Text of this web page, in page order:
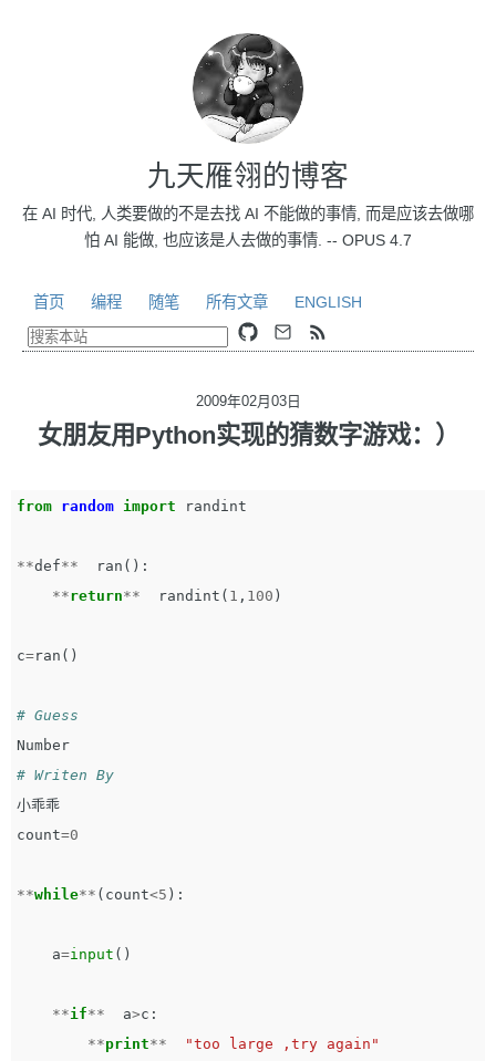
九天雁翎的博客
在 AI 时代, 人类要做的不是去找 AI 不能做的事情, 而是应该去做哪
怕 AI 能做, 也应该是人去做的事情. -- OPUS 4.7
首页 编程 随笔 所有文章 ENGLISH
2009年02月03日
女朋友用Python实现的猜数字游戏：）
from random import randint
**def** ran ():
**return** randint ( 1 , 100 )
c=ran ()
Number
小乖乖
count=0
**while** ( count<5 ):
a=input ()
**if** a>c :
**print** "too large ,try again"